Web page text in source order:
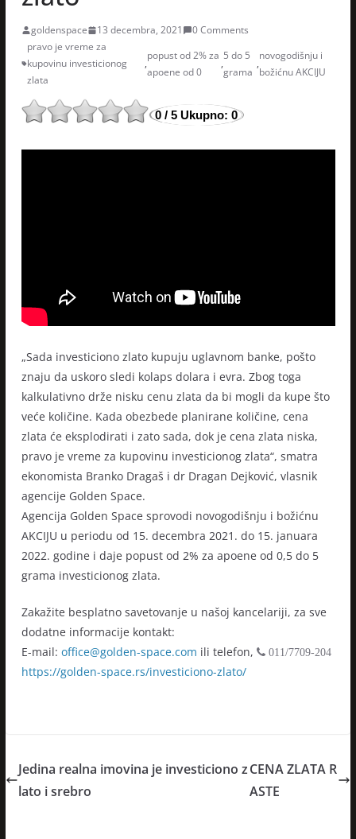
goldenspace 13 decembra, 2021
0 Comments
pravo je vreme za
kupovinu investicionog
zlata
,
popust od 2% za
apoene od 0
,
5 do 5
grama
,
novogodišnju i
božićnu AKCIJU
0/ 5 Ukupno: 0
„Sada investiciono zlato kupuju uglavnom banke, pošto
znaju da uskoro sledi kolaps dolara i evra. Zbog toga
kalkulativno drže nisku cenu zlata da bi mogli da kupe što
veće količine. Kada obezbede planirane količine, cena
zlata će eksplodirati i zato sada, dok je cena zlata niska,
pravo je vreme za kupovinu investicionog zlata“, smatra
ekonomista Branko Dragaš i dr Dragan Dejković, vlasnik
agencije Golden Space.
Agencija Golden Space sprovodi novogodišnju i božićnu
AKCIJU u periodu od 15. decembra 2021. do 15. januara
2022. godine i daje popust od 2% za apoene od 0,5 do 5
grama investicionog zlata.
Zakažite besplatno savetovanje u našoj kancelariji, za sve
dodatne informacije kontakt:
E-mail: office@golden-space.com ili telefon, 011/7709-204
https://golden-space.rs/investiciono-zlato/
Jedina realna imovina je investiciono z
lato i srebro
CENA ZLATA R
ASTE